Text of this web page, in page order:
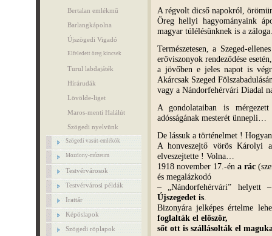
Bertalan emlékmű
Barlangkápolna
Újszögedi Vigadó
Elfeledett öreg kincsek
Turul labdajáték
Hírárudák
Lövölde-liget
Maros-menti Halálút
Szögedi nyelvünk
Szögedi vasút-emlékök
Mozdony-múzeum
Testvérvárosok
Testvérvárosi példák
Irattár
Képöslapok
Szögedi röplapok
A régvolt dicső napokról,
Öreg hellyi hagyományaink
magyar túlélésünknek is a záloga.
Természetesen, a Szeged-
erőviszonyok rendeződése esetén,
a jövőben e jeles napot is
Akárcsak Szeged
vagy a Nándorfehérvári Diadal
A gondolataiban is
adósságának mesterét ünnepli…
De lássuk a történelmet !
A honveszejtő vörös Károlyi
elveszejtette ! Volna…
1918 november 17.-én a rác
és megalázkodó
– „Nándorfehérvári” helyett
Újszegedet is.
Bizonyára jelképes értelme
foglalták el először,
sőt ott is szállásolták el